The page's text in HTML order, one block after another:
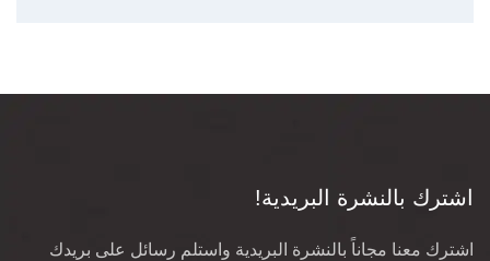
اشترك بالنشرة البريدية!
اشترك معنا مجاناً بالنشرة البريدية واستلم رسائل على بريدك